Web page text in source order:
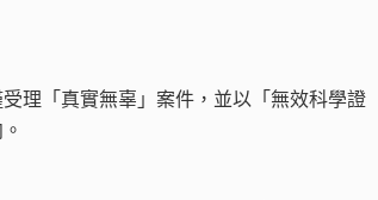
理「真實無辜」案件，並以「無效科學證